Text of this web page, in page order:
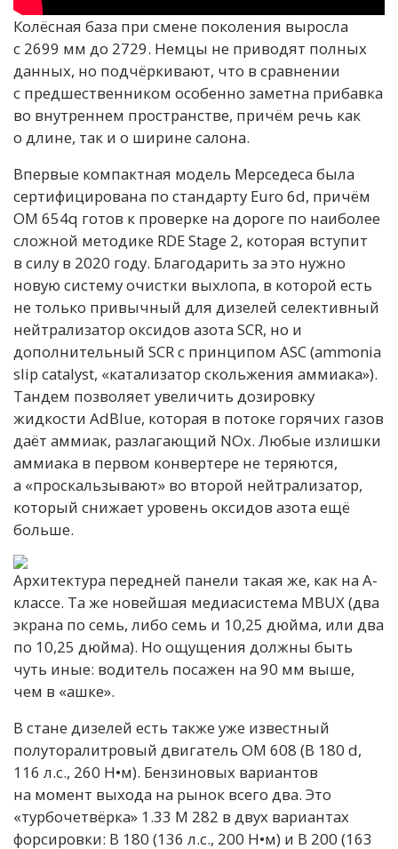
Колёсная база при смене поколения выросла
с 2699 мм до 2729. Немцы не приводят полных
данных, но подчёркивают, что в сравнении
с предшественником особенно заметна прибавка
во внутреннем пространстве, причём речь как
о длине, так и о ширине салона.
Впервые компактная модель Мерседеса была
сертифицирована по стандарту Euro 6d, причём
OM 654q готов к проверке на дороге по наиболее
сложной методике RDE Stage 2, которая вступит
в силу в 2020 году. Благодарить за это нужно
новую систему очистки выхлопа, в которой есть
не только привычный для дизелей селективный
нейтрализатор оксидов азота SCR, но и
дополнительный SCR с принципом ASC (ammonia
slip catalyst, «катализатор скольжения аммиака»).
Тандем позволяет увеличить дозировку
жидкости AdBlue, которая в потоке горячих газов
даёт аммиак, разлагающий NOx. Любые излишки
аммиака в первом конвертере не теряются,
а «проскальзывают» во второй нейтрализатор,
который снижает уровень оксидов азота ещё
больше.
Архитектура передней панели такая же, как на А-
классе. Та же новейшая медиасистема MBUX (два
экрана по семь, либо семь и 10,25 дюйма, или два
по 10,25 дюйма). Но ощущения должны быть
чуть иные: водитель посажен на 90 мм выше,
чем в «ашке».
В стане дизелей есть также уже известный
полуторалитровый двигатель OM 608 (B 180 d,
116 л.с., 260 Н•м). Бензиновых вариантов
на момент выхода на рынок всего два. Это
«турбочетвёрка» 1.33 M 282 в двух вариантах
форсировки: B 180 (136 л.с., 200 Н•м) и B 200 (163